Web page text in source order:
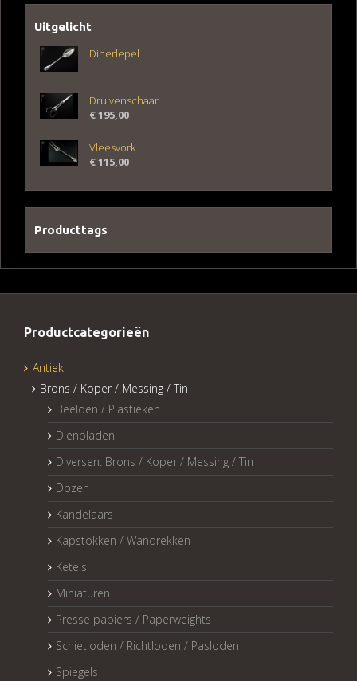
Uitgelicht
Dinerlepel
Druivenschaar
€195,00
Vleesvork
€115,00
Producttags
Productcategorieën
Antiek
Brons / Koper / Messing / Tin
Beelden / Plastieken
Dienbladen
Diversen: Brons / Koper / Messing / Tin
Dozen
Kandelaars
Kapstokken / Wandrekken
Ketels
Miniaturen
Presse papiers / Paperweights
Schietloden / Richtloden / Pasloden
Spiegels